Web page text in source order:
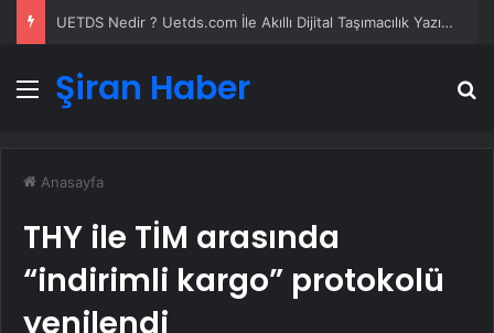
UETDS Nedir ? Uetds.com İle Akıllı Dijital Taşımacılık Yazılımı
Menü
Şiran Haber
Anasayfa
THY ile TİM arasında
“indirimli kargo” protokolü
yenilendi